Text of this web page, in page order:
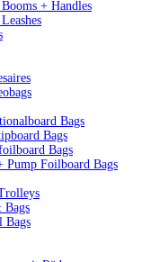
+ Handles
Bags
Bags
Bags
Pump Foilboard Bags
Bags
Bags